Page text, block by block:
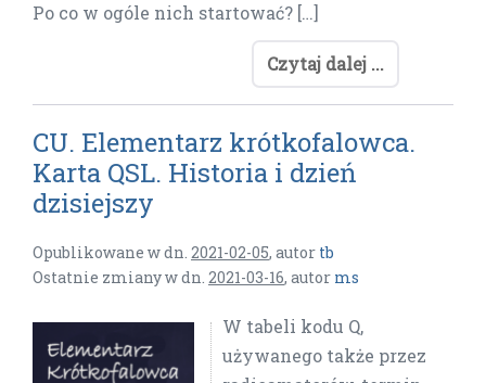
Po co w ogóle nich startować? […]
Czytaj dalej ...
CU. Elementarz krótkofalowca.
Karta QSL. Historia i dzień
dzisiejszy
Opublikowane w dn. 2021-02-05, autor tb
Ostatnie zmiany w dn. 2021-03-16, autor ms
W tabeli kodu Q,
używanego także przez